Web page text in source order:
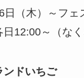
6日（木）～フェ
日12:00～（な
ンドいちご